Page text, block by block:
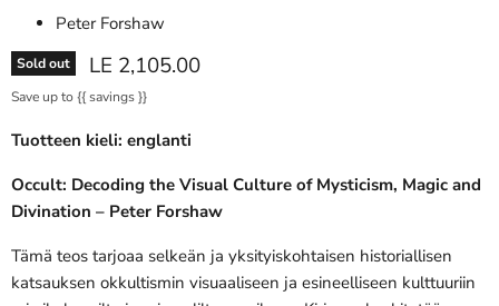
Peter Forshaw
Sold out Current price
LE 2,105.00
Save up to{{ savings }}
Tuotteen kieli: englanti
Occult: Decoding the Visual Culture of Mysticism, Magic and
Divination – Peter Forshaw
Tämä teos tarjoaa selkeän ja yksityiskohtaisen historiallisen
katsauksen okkultismin visuaaliseen ja esineelliseen kulttuuriin